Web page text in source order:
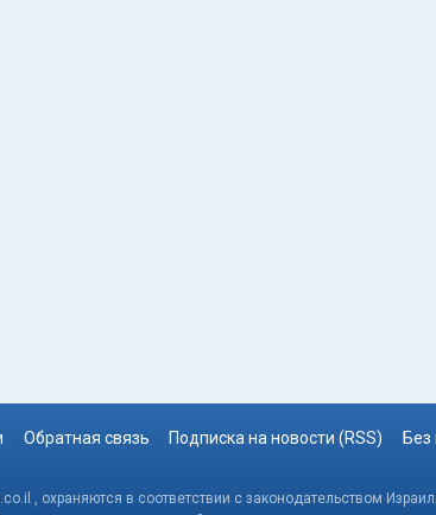
Обратная связь Подписка на новости (RSS) Без
, охраняются в соответствии с законодательством